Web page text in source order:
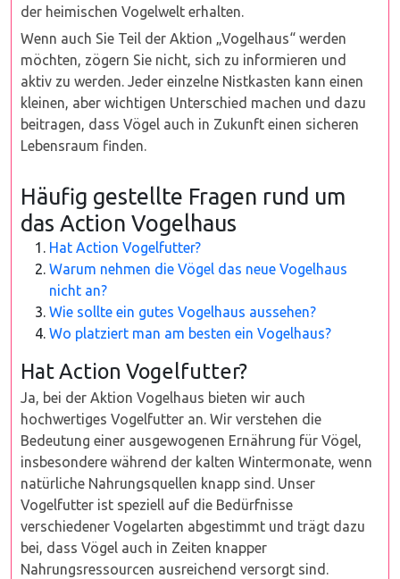
der heimischen Vogelwelt erhalten.
Wenn auch Sie Teil der Aktion „Vogelhaus“ werden
möchten, zögern Sie nicht, sich zu informieren und
aktiv zu werden. Jeder einzelne Nistkasten kann einen
kleinen, aber wichtigen Unterschied machen und dazu
beitragen, dass Vögel auch in Zukunft einen sicheren
Lebensraum finden.
Häufig gestellte Fragen rund um
das Action Vogelhaus
Hat Action Vogelfutter?
Warum nehmen die Vögel das neue Vogelhaus
nicht an?
Wie sollte ein gutes Vogelhaus aussehen?
Wo platziert man am besten ein Vogelhaus?
Hat Action Vogelfutter?
Ja, bei der Aktion Vogelhaus bieten wir auch
hochwertiges Vogelfutter an. Wir verstehen die
Bedeutung einer ausgewogenen Ernährung für Vögel,
insbesondere während der kalten Wintermonate, wenn
natürliche Nahrungsquellen knapp sind. Unser
Vogelfutter ist speziell auf die Bedürfnisse
verschiedener Vogelarten abgestimmt und trägt dazu
bei, dass Vögel auch in Zeiten knapper
Nahrungsressourcen ausreichend versorgt sind.